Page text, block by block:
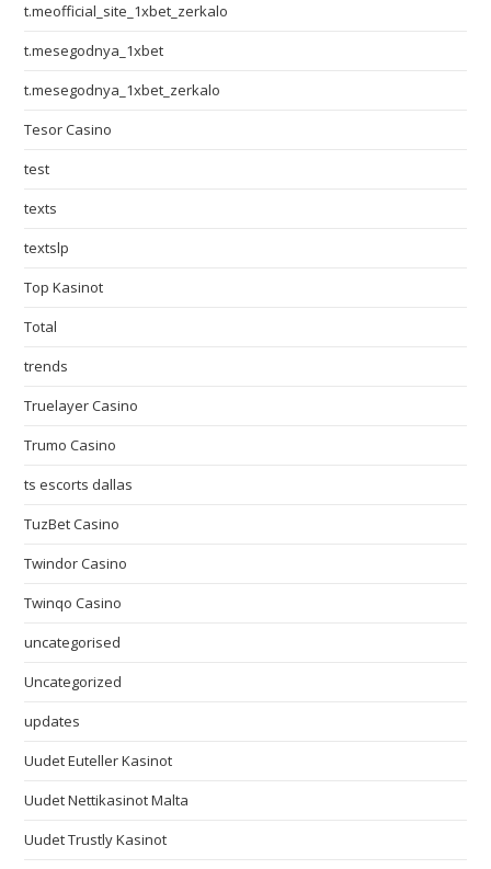
t.meofficial_site_1xbet_zerkalo
t.mesegodnya_1xbet
t.mesegodnya_1xbet_zerkalo
Tesor Casino
test
texts
textslp
Top Kasinot
Total
trends
Truelayer Casino
Trumo Casino
ts escorts dallas
TuzBet Casino
Twindor Casino
Twinqo Casino
uncategorised
Uncategorized
updates
Uudet Euteller Kasinot
Uudet Nettikasinot Malta
Uudet Trustly Kasinot